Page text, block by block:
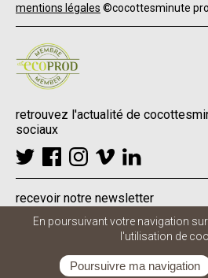
Menu
Pied
de
page
mentions légales ©cocottesminute
retrouvez l'actualité de
sociaux
recevoir notre newsletter
En poursuivant votre navigation
l'utilisation de
Poursuivre ma navigation